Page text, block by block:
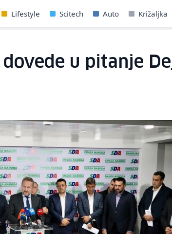
Lifestyle Scitech Auto Križaljka
u pitanje